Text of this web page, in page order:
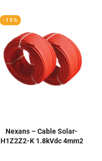
-15%
Nexans – Cable Solar-
H1Z2Z2-K 1.8kVdc 4mm2